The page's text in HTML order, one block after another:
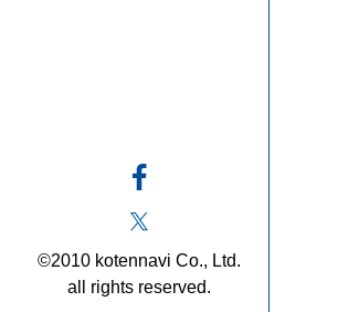
©2010 kotennavi Co., Ltd.
all rights reserved.